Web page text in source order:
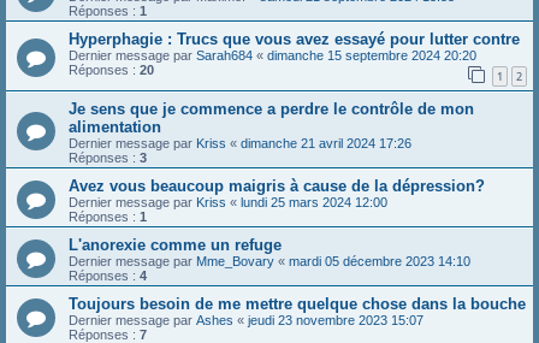
Réponses : 1
Hyperphagie : Trucs que vous avez essayé pour lutter contre
Dernier message par Sarah684 « dimanche 15 septembre 2024 20:20
Réponses : 20 1 2
Je sens que je commence a perdre le contrôle de mon
alimentation
Dernier message par Kriss « dimanche 21 avril 2024 17:26
Réponses : 3
Avez vous beaucoup maigris à cause de la dépression?
Dernier message par Kriss « lundi 25 mars 2024 12:00
Réponses : 1
L'anorexie comme un refuge
Dernier message par Mme_Bovary « mardi 05 décembre 2023 14:10
Réponses : 4
Toujours besoin de me mettre quelque chose dans la bouche
Dernier message par Ashes « jeudi 23 novembre 2023 15:07
Réponses : 7